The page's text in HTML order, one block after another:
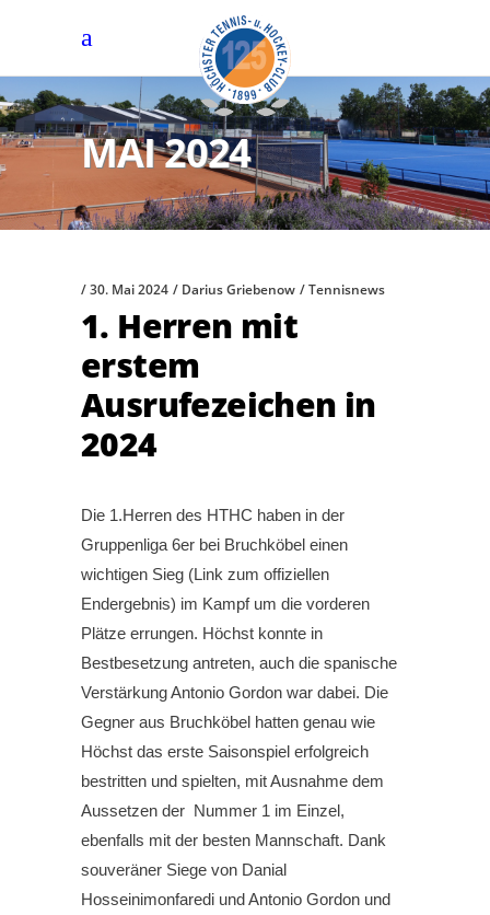
MAI 2024
30. Mai 2024 Darius Griebenow Tennisnews
1. Herren mit
erstem
Ausrufezeichen in
2024
Die 1.Herren des HTHC haben in der
Gruppenliga 6er bei Bruchköbel einen
wichtigen Sieg (Link zum offiziellen
Endergebnis) im Kampf um die vorderen
Plätze errungen. Höchst konnte in
Bestbesetzung antreten, auch die spanische
Verstärkung Antonio Gordon war dabei. Die
Gegner aus Bruchköbel hatten genau wie
Höchst das erste Saisonspiel erfolgreich
bestritten und spielten, mit Ausnahme dem
Aussetzen der Nummer 1 im Einzel,
ebenfalls mit der besten Mannschaft. Dank
souveräner Siege von Danial
Hosseinimonfaredi und Antonio Gordon und